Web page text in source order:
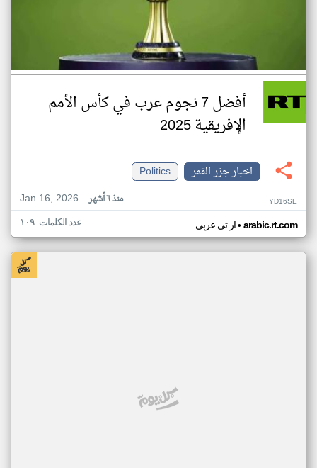
أفضل 7 نجوم عرب في كأس الأمم
الإفريقية 2025
اخبار جزر القمر
Politics
Jan 16, 2026
منذ ٦ أشهر YD16SE
ار تي عربي• arabic.rt.com عدد الكلمات: ١٠٩